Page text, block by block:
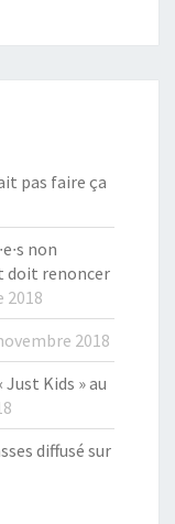
pas faire ça
non
doit renoncer
2018
2018
Kids » au
diffusé sur